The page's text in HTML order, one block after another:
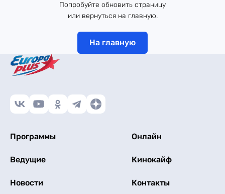
Попробуйте обновить страницу
или вернуться на главную.
На главную
Программы Онлайн
Ведущие Кинокайф
Новости Контакты